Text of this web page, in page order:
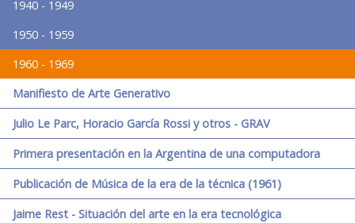
1940 - 1949
1950 - 1959
1960 - 1969
Manifiesto de Arte Generativo
Julio Le Parc, Horacio García Rossi y otros - GRAV
Primera presentación en la Argentina de una computadora
Publicación de Música de la era de la técnica (1961)
Jaime Rest - Situación del arte en la era tecnológica